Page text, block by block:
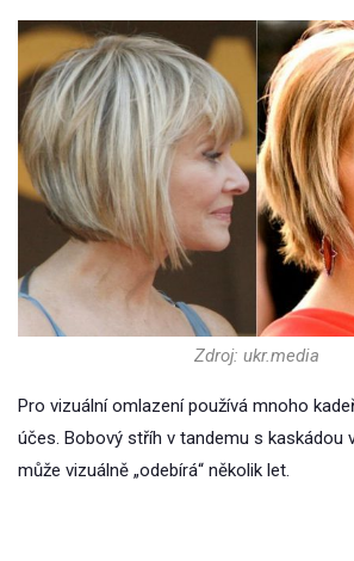
Zdroj: ukr.media
Pro vizuální omlazení používá mnoho
účes. Bobový stříh v tandemu s kaskádou
může vizuálně „odebírá“ několik let.